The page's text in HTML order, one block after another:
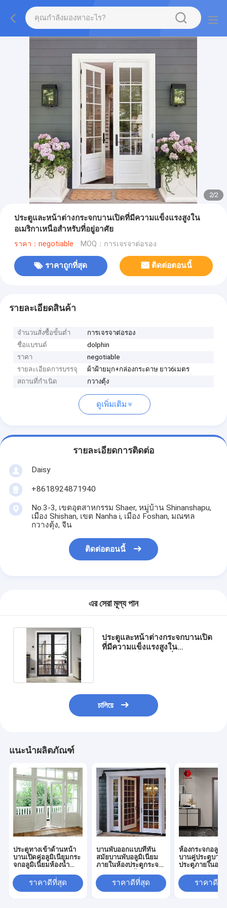
2/2
ประตูและหน้าต่างกระจกบานเปิดที่มีความแข็งแรงสูงใน
อเมริกาเหนือสำหรับที่อยู่อาศัย
ราคา：negotiable MOQ：การเจรจาต่อรอง
ราคาถูกที่สุด ติดต่อตอนนี้
รายละเอียดสินค้า
จำนวนสั่งซื้อขั้นต่ำ
การเจรจาต่อรอง
ชื่อแบรนด์
dolphin
ราคา
negotiable
รายละเอียดการบรรจุ
ผ้าฝ้ายมุก+กล่องกระดาษ ยาว6เมตร
สถานที่กำเนิด
กวางตุ้ง
ดูเพิ่มเติม
รายละเอียดการติดต่อ
Daisy
+8618924871940
No.3-3, เขตอุตสาหกรรม Shaer, หมู่บ้าน Shinanshapu,
เมือง Shishan, เขต Nanha i, เมือง Foshan, มณฑล
กวางตุ้ง, จีน
ติดต่อตอนนี้
এর সেরা মূল্য পান
ประตูและหน้าต่างกระจกบานเปิด
ที่มีความแข็งแรงสูงใน
চালিয়ে
แนะนำผลิตภัณฑ์
ประตูทางเข้าด้านหน้า
บานเปิดคู่อลูมิเนียมกระ
จกอลูมิเนียมห้องน้ำ
ราคาดีที่สุด
บานพับออกแบบที่ทัน
สมัยบานพับอลูมิเนียม
ภายในห้องประตูกระจก
ราคาดีที่สุด
ห้องกระจกอลูมิ
บานคู่ประตูบาน
ประตูภายในอลู
ราคาดีที่